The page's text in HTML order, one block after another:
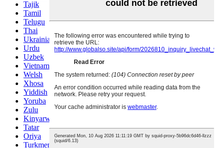
Tajik
Tamil
Telugu
Thai
Ukrainian
Urdu
Uzbek
Vietnamese
Welsh
Xhosa
Yiddish
Yoruba
Zulu
Kinyarwanda
Tatar
Oriya
Turkmen